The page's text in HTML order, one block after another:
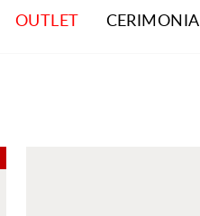
OUTLET CERIMONIA